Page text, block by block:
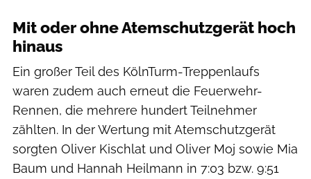
Mit oder ohne Atemschutzgerät hoch
hinaus
Ein großer Teil des KölnTurm-Treppenlaufs
waren zudem auch erneut die Feuerwehr-
Rennen, die mehrere hundert Teilnehmer
zählten. In der Wertung mit Atemschutzgerät
sorgten Oliver Kischlat und Oliver Moj sowie Mia
Baum und Hannah Heilmann in 7:03 bzw. 9:51